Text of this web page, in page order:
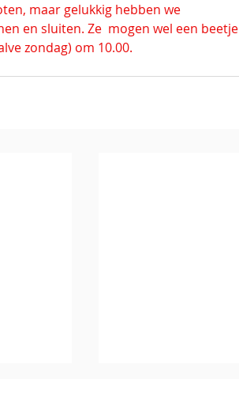
maar gelukkig hebben we
en sluiten. Ze  mogen wel een beetje
zondag) om 10.00.